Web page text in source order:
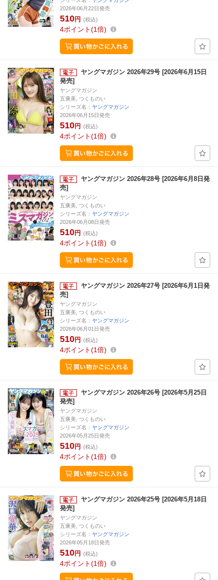
2026年06月22日発売
510円 (税込)
4ポイント 1倍
ヤングマガジン 2026年29号 [2026年6月15日
発売]
ヤングマガジン
五褒美, つくものい
シリーズ名： ヤングマガジン
2026年06月15日発売
510円 (税込)
4ポイント 1倍
ヤングマガジン 2026年28号 [2026年6月8日発
売]
ヤングマガジン
五褒美, つくものい
シリーズ名： ヤングマガジン
2026年06月08日発売
510円 (税込)
4ポイント 1倍
ヤングマガジン 2026年27号 [2026年6月1日発
売]
ヤングマガジン
五褒美, つくものい
シリーズ名： ヤングマガジン
2026年06月01日発売
510円 (税込)
4ポイント 1倍
ヤングマガジン 2026年26号 [2026年5月25日
発売]
ヤングマガジン
五褒美, つくものい
シリーズ名： ヤングマガジン
2026年05月25日発売
510円 (税込)
4ポイント 1倍
ヤングマガジン 2026年25号 [2026年5月18日
発売]
ヤングマガジン
五褒美, つくものい
シリーズ名： ヤングマガジン
2026年05月18日発売
510円 (税込)
4ポイント 1倍